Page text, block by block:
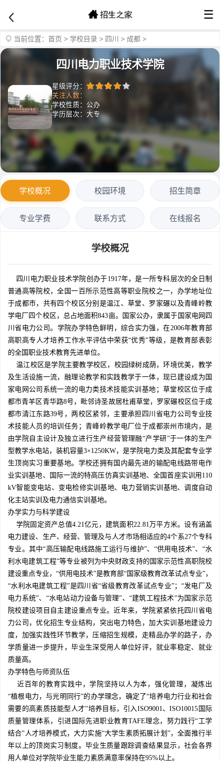
☰
当前位置： 首页 > 学校目录 > 四川 > 成都 >
四川电力职业技术学院
星级评分：
关注人数：
学校性质：公办
学历层次：大专
学校概况 校园环境 招生简章
专业学费 联系方式 在线报名
学校概况
四川电力职业技术学院创办于1917年，是一所专科层次的全日制
普通高等院校，全国一百所示范性高等职业院校之一，办学地址位
于成都市，共有四个校区分别是温江、草堂、罗家碾以及青峰岭教
学电厂四个校区，总占地面积843亩。国家公办，隶属于国家电网四
川省电力公司。学院办学特色鲜明，综合实力强，在2006年教育部
高职高专人才培养工作水平评估中荣获“优秀”等级，是教育部表彰
的全国职业技术教育先进单位。
温江校区是学院主要教学校区，校园绿树成荫，环境优美，教学
及生活设施一流，融理论教学和实践教学于一体，现已建设成为国
家电网公司系统一流的电力类技术技能实训基地；草堂校区位于成
都市青羊区青华路8号，毗邻诗圣故居杜甫草堂，罗家碾校区位于成
都市清江东路39号，两校区紧邻，主要承担四川省电力公司专业技
术技能人员的培训任务；青峰岭教学电厂位于成都崇州市境内，是
由学院自主设计及独立进行生产经营管理融“产学研”于一体的生产
型教学水电站，装机容量3×1250KW，是学院电力类及其配套专业学
生顶岗实习重要基地。学校还拥有国内最先进的输配电线路带电作
业实训基地、国际一流的特高压仿真实训基地、全国首座实训用110
kV智能变电站、变电检修实训基地、电力营销实训基地、调度自动
化主站实训及电力通信实训基地。
办学实力与科学建设
学院固定资产总值4.21亿元，建筑面积22.81万平方米。设有涵盖
电力建设、生产、经营、管理及与人才市场相适应的4个系27个专科
专业。其中“高压输配电线路施工运行与维护”、“供用电技术”、“水
利水电建筑工程”等专业被列为中央财政支持的国家示范性高职院校
建设重点专业，“供用电技术”是教育部“国家级教育改革试点专业”，
“水利水电建筑工程”是四川省“省级教育改革试点专业”；“发电厂及
电力系统”、“水电站动力设备与管理”、“建筑工程技术”为国家示范
院校建设项目自主建设重点专业。近年来，学院紧紧依托四川省电
力公司，优化招生专业结构，突出电力特色，加大实训基地建设力
度，加强实践性环节教学，压缩招生规模，走精品办学的路子，办
学质量进一步提升，毕业生深受用人单位好评，就业率稳定、就业
质量高。
办学特色与师资队伍
近百年的教育实践中，学院坚持以人为本，强化管理，凝炼出
“植根电力，与光明同行”的办学理念，确定了“培养电力行业和社会
需要的高素质技能型人才”培养目标，引入ISO9001、ISO10015国际
质量管理体系，引进国际先进职业教育TAFE理念，努力践行“工学
结合”人才培养模式，大力实施“大学生素质拓展计划”，全面推行半
年以上的顶岗实习制度。毕业生质量跟踪调查结果显示，社会各界
用人单位对学院毕业生能力素质满意率保持在95%以上。